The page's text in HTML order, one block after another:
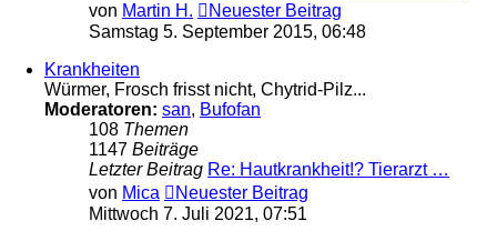
von Martin H.
Neuester Beitrag
Samstag 5. September 2015, 06:48
Krankheiten
Würmer, Frosch frisst nicht, Chytrid-Pilz...
Moderatoren: san, Bufofan
108 Themen
1147 Beiträge
Letzter Beitrag Re: Hautkrankheit!? Tierarzt …
von Mica
Neuester Beitrag
Mittwoch 7. Juli 2021, 07:51